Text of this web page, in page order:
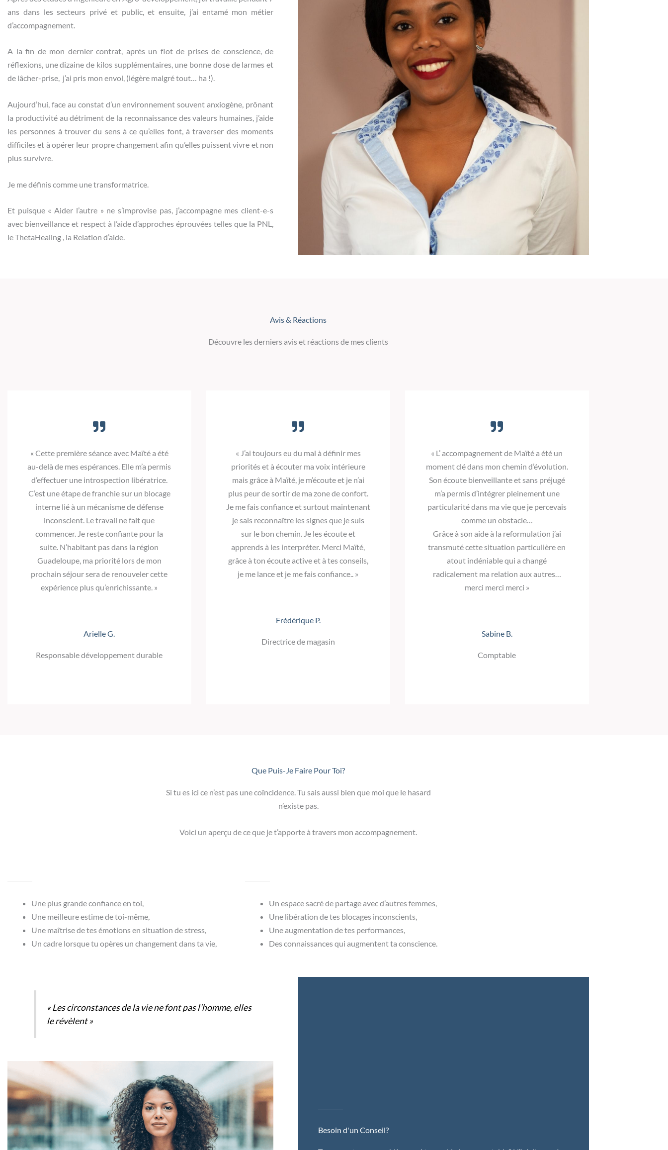
ans dans les secteurs privé et public, et ensuite, j’ai entamé mon métier
d’accompagnement.
A la fin de mon dernier contrat, après un flot de prises de conscience, de
réflexions, une dizaine de kilos supplémentaires, une bonne dose de larmes et
de lâcher-prise, j’ai pris mon envol, (légère malgré tout… ha !).
Aujourd’hui, face au constat d’un environnement souvent anxiogène, prônant
la productivité au détriment de la reconnaissance des valeurs humaines, j’aide
les personnes à trouver du sens à ce qu’elles font, à traverser des moments
difficiles et à opérer leur propre changement afin qu’elles puissent vivre et non
plus survivre.
Je me définis comme une transformatrice.
Et puisque « Aider l’autre » ne s’improvise pas, j’accompagne mes client-e-s
avec bienveillance et respect à l’aide d’approches éprouvées telles que la PNL,
leThetaHealing , la Relation d’aide.
Avis & Réactions
Découvre les derniers avis et réactions de mes clients
« Cette première séance avec Maïté a été
au-delà de mes espérances. Elle m’a permis
d’effectuer une introspection libératrice.
C’est une étape de franchie sur un blocage
interne lié à un mécanisme de défense
inconscient. Le travail ne fait que
commencer. Je reste confiante pour la
suite. N’habitant pas dans la région
Guadeloupe, ma priorité lors de mon
prochain séjour sera de renouveler cette
expérience plus qu’enrichissante. »
Arielle G.
Responsable développement durable
« J’ai toujours eu du mal à définir mes
priorités et à écouter ma voix intérieure
mais grâce à Maïté, je m’écoute et je n’ai
plus peur de sortir de ma zone de confort.
Je me fais confiance et surtout maintenant
je sais reconnaître les signes que je suis
sur le bon chemin. Je les écoute et
apprends à les interpréter. Merci Maïté,
grâce à ton écoute active et à tes conseils,
je me lance et je me fais confiance.. »
Frédérique P.
Directrice de magasin
« L’ accompagnement de Maïté a été un
moment clé dans mon chemin d’évolution.
Son écoute bienveillante et sans préjugé
m’a permis d’intégrer pleinement une
particularité dans ma vie que je percevais
comme un obstacle…
Grâce à son aide à la reformulation j’ai
transmuté cette situation particulière en
atout indéniable qui a changé
radicalement ma relation aux autres…
merci merci merci »
Sabine B.
Comptable
Que Puis-Je Faire Pour Toi?
Si tu es ici ce n’est pas une coïncidence. Tu sais aussi bien que moi que le hasard
n’existe pas.
Voici un aperçu de ce que je t’apporte à travers mon accompagnement.
Une plus grande confiance en toi,
Une meilleure estime de toi-même,
Une maîtrise de tes émotions en situation de stress,
Un cadre lorsque tu opères un changement dans ta vie,
Un espace sacré de partage avec d’autres femmes,
Une libération de tes blocages inconscients,
Une augmentation de tes performances,
Des connaissances qui augmentent ta conscience.
« Les circonstances de la vie ne font pas l’homme, elles
le révèlent »
Besoin d'un Conseil?